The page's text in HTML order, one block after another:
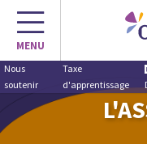
Aller
contenu
MENU
Nous
soutenir
Taxe
d'apprentissage